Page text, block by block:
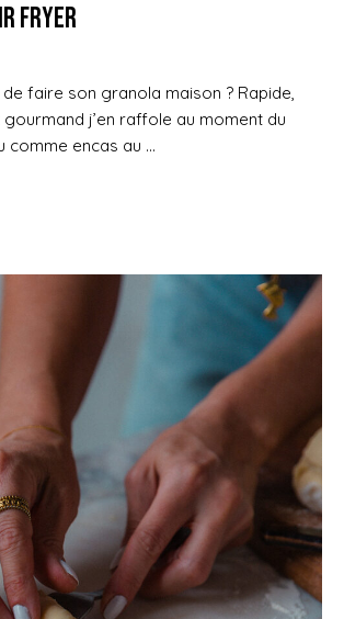
fryer
faire son granola maison ? Rapide,
j’en raffole au moment du
comme encas au …